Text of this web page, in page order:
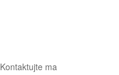
Kontaktujte ma